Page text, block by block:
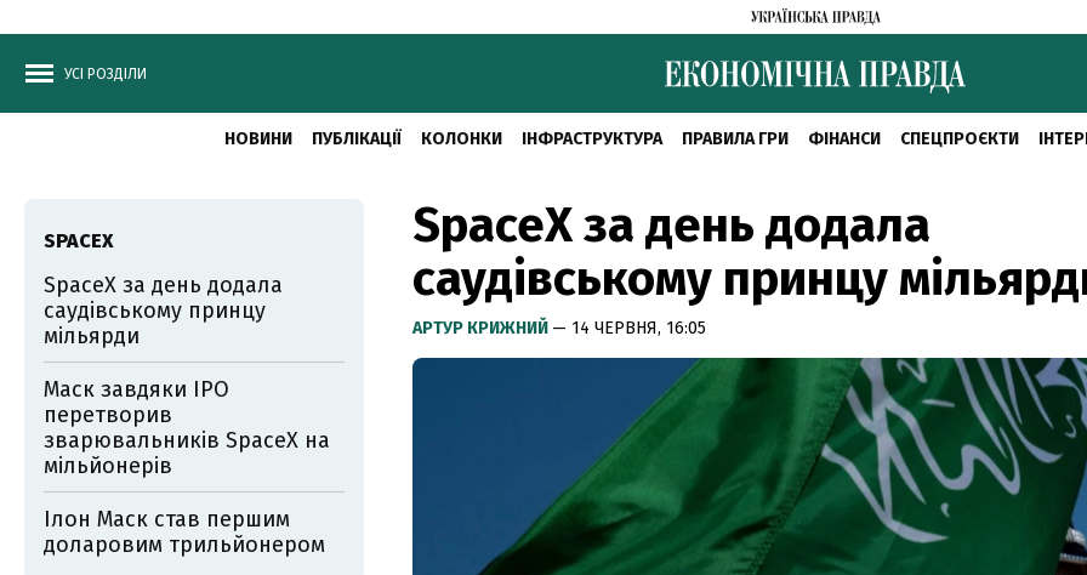
УСІ РОЗДІЛИ
НОВИНИ ПУБЛІКАЦІЇ КОЛОНКИ ІНФРАСТРУКТУРА ПРАВИЛА ГРИ ФІНАНСИ СПЕЦПРОЄКТИ
SpaceX за день додала
саудівському принцу
АРТУР КРИЖНИЙ — 14 ЧЕРВНЯ, 16:05
SPACEX
SpaceX за день додала
саудівському принцу
мільярди
Маск завдяки IPO
перетворив
зварювальників SpaceX на
мільйонерів
Ілон Маск став першим
доларовим трильйонером